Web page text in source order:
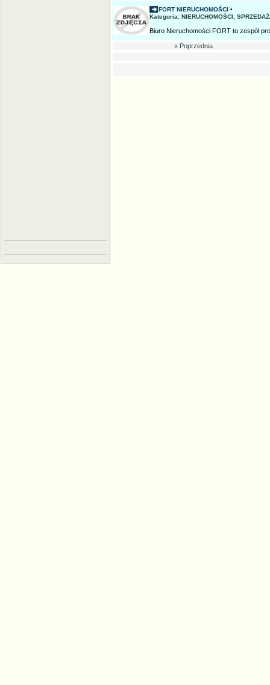
FORT NIERUCHOMOŚCI •
Kategoria: NIERUCHOMOŚCI,
Biuro Nieruchomości FORT to zespół
« Poprzednia